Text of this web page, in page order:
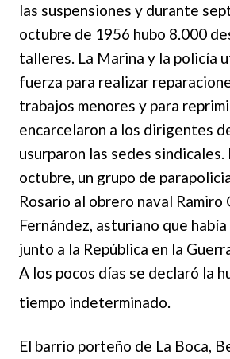
las suspensiones y durante
octubre de 1956 hubo 8.000
talleres. La Marina y la policía
fuerza para realizar
trabajos menores y para
encarcelaron a los dirigentes
usurparon las sedes sindicales.
octubre, un grupo de
Rosario al obrero naval Ramiro
Fernández, asturiano que
junto a la República en la
A los pocos días se declaró la
tiempo indeterminado.
El barrio porteño de La Boca,